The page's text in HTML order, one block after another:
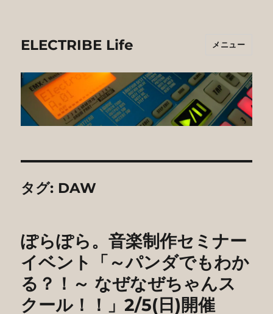
ELECTRIBE Life メニュー
タグ: DAW
ぽらぽら。音楽制作セミナー
イベント「～パンダでもわか
る？！～ なぜなぜちゃんス
クール！！」2/5(日)開催